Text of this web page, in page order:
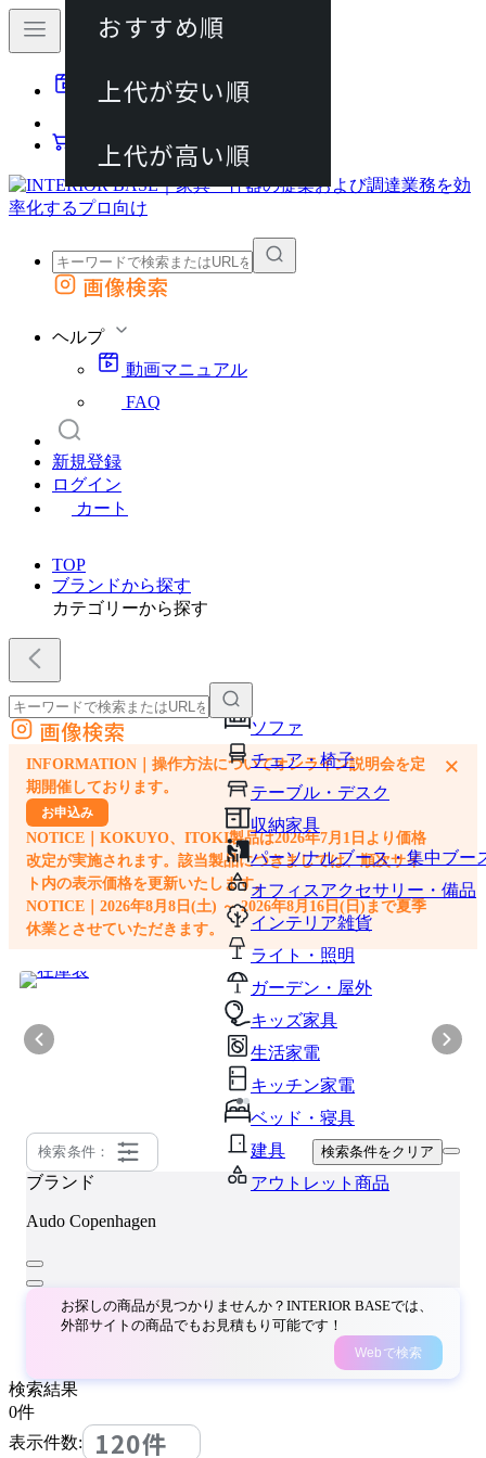
動画マニュアル
カート
外部サイトの商品をカートに追加
画像検索
ヘルプ
動画マニュアル
FAQ
新規登録
ログイン
カート
TOP
ブランドから探す
カテゴリーから探す
ソファ
チェア・椅子
テーブル・デスク
収納家具
パーソナルブース・集中ブー
オフィスアクセサリー・備品
インテリア雑貨
ライト・照明
ガーデン・屋外
キッズ家具
生活家電
キッチン家電
ベッド・寝具
建具
アウトレット商品
外部サイトの商品をカートに追加
他のサイトで見つけた商品ページのURLを貼り付けて、カートに追加できます
画像検索
INFORMATION｜操作方法についてオンライン説明会を定
期開催しております。
お申込み
NOTICE｜KOKUYO、ITOKI製品は2026年7月1日より価格
改定が実施されます。該当製品につきましては、順次サイ
ト内の表示価格を更新いたします。
NOTICE｜2026年8月8日(土) ～ 2026年8月16日(日)まで夏季
休業とさせていただきます。
×
検索条件： 検索条件をクリア
ブランド
Audo Copenhagen
お探しの商品が見つかりませんか？INTERIOR BASEでは、
外部サイトの商品でもお見積もり可能です！
Webで検索
検索結果
0件
表示件数:
120件
おすすめ順
上代が安い順
上代が高い順